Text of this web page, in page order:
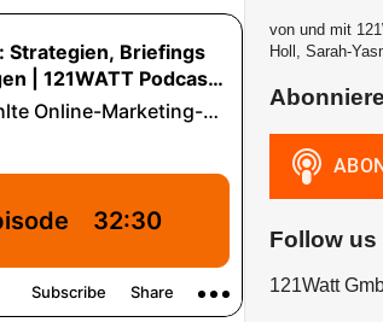
von und mit
Holl, Sarah-
Follow us
121Watt